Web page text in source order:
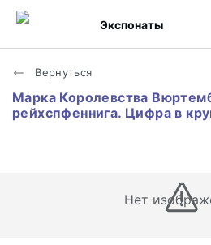
Экспонаты
Вернуться
Марка Королевства
рейхспфеннига. Цифра в
Нет